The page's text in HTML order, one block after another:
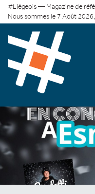
#Liégeois — Magazine de
Nous sommes le 7 Août